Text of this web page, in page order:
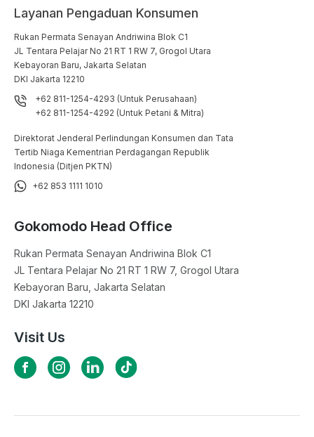
Layanan Pengaduan Konsumen
Rukan Permata Senayan Andriwina Blok C1
JL Tentara Pelajar No 21 RT 1 RW 7, Grogol Utara
Kebayoran Baru, Jakarta Selatan
DKI Jakarta 12210
+62 811-1254-4293 (Untuk Perusahaan)
+62 811-1254-4292 (Untuk Petani & Mitra)
Direktorat Jenderal Perlindungan Konsumen dan Tata
Tertib Niaga Kementrian Perdagangan Republik
Indonesia (Ditjen PKTN)
+62 853 1111 1010
Gokomodo Head Office
Rukan Permata Senayan Andriwina Blok C1
JL Tentara Pelajar No 21 RT 1 RW 7, Grogol Utara
Kebayoran Baru, Jakarta Selatan
DKI Jakarta 12210
Visit Us